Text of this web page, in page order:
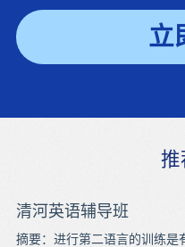
立
推
清河英语辅导班
摘要：进行第二语言的训练是